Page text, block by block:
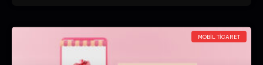
MOBIL TICARET